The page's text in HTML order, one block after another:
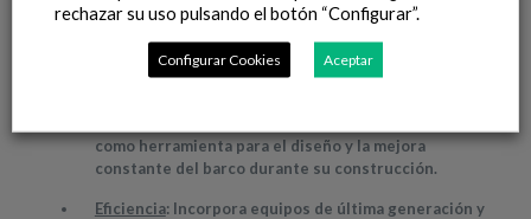
(condiciones de habitabilidad en cumplimiento con
la normativa ILO)
Potencia: 700 Kw
como herramienta para el diseño y la mejora
constante del barco durante su construcción.
Eficiencia: Incorpora equipos de última generación y
rechazar su uso pulsando el botón “Configurar”.
Configurar Cookies Aceptar